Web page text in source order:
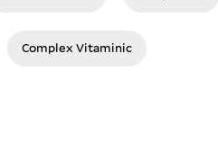
Complex Vitaminic